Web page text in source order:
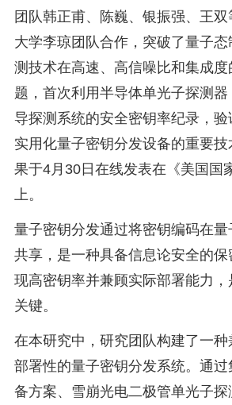
团队韩正甫、陈巍、银振强、王
大学李琼团队合作，突破了量子
测技术在高速、高信噪比和集成
题，首次利用半导体单光子探测
导探测系统的安全密钥率纪录，
实用化量子密钥分发设备的重要
果于4月30日在线发表在《美国国
上。
量子密钥分发通过将密钥编码在
共享，是一种具备信息论安全的
现高密钥率并兼顾实际部署能力
关键。
在本研究中，研究团队构建了一
部署性的量子密钥分发系统。通过
备方案、雪崩光电二极管单光子